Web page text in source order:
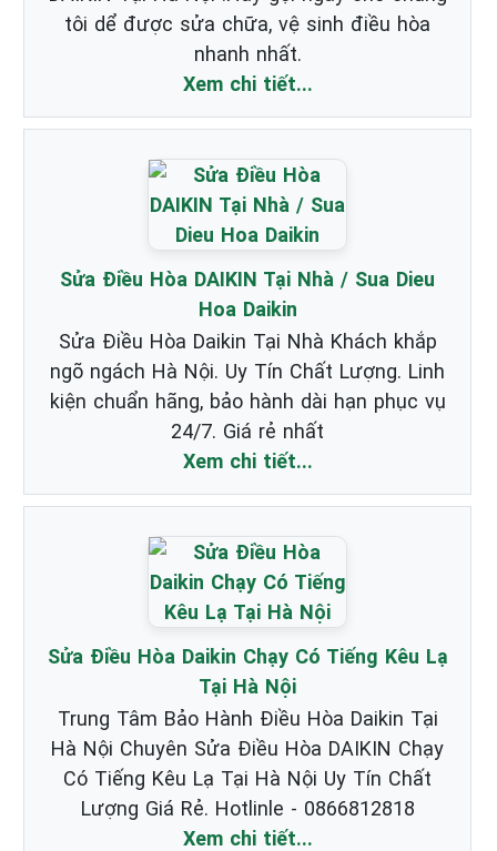
tôi dể được sửa chữa, vệ sinh điều hòa
nhanh nhất.
Xem chi tiết...
Sửa Điều Hòa DAIKIN Tại Nhà / Sua Dieu
Hoa Daikin
Sửa Điều Hòa Daikin Tại Nhà Khách khắp
ngõ ngách Hà Nội. Uy Tín Chất Lượng. Linh
kiện chuẩn hãng, bảo hành dài hạn phục vụ
24/7. Giá rẻ nhất
Xem chi tiết...
Sửa Điều Hòa Daikin Chạy Có Tiếng Kêu Lạ
Tại Hà Nội
Trung Tâm Bảo Hành Điều Hòa Daikin Tại
Hà Nội Chuyên Sửa Điều Hòa DAIKIN Chạy
Có Tiếng Kêu Lạ Tại Hà Nội Uy Tín Chất
Lượng Giá Rẻ. Hotlinle - 0866812818
Xem chi tiết...